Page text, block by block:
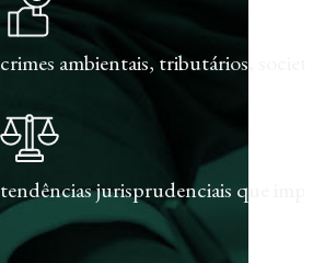
crimes ambientais, tributários,
tendências jurisprudenciais que